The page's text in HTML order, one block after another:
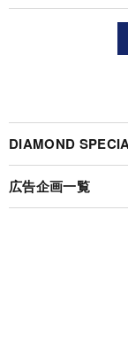
DIAMOND
広告企画一覧